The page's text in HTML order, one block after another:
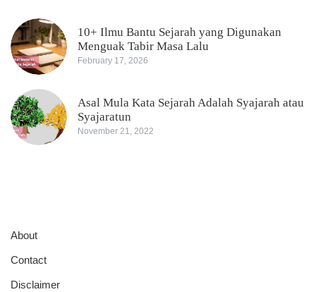
10+ Ilmu Bantu Sejarah yang Digunakan
Menguak Tabir Masa Lalu
February 17, 2026
Asal Mula Kata Sejarah Adalah Syajarah atau
Syajaratun
November 21, 2022
About
Contact
Disclaimer